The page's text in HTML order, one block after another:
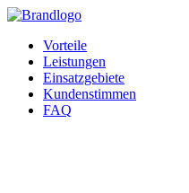
Vorteile
Leistungen
Einsatzgebiete
Kundenstimmen
FAQ